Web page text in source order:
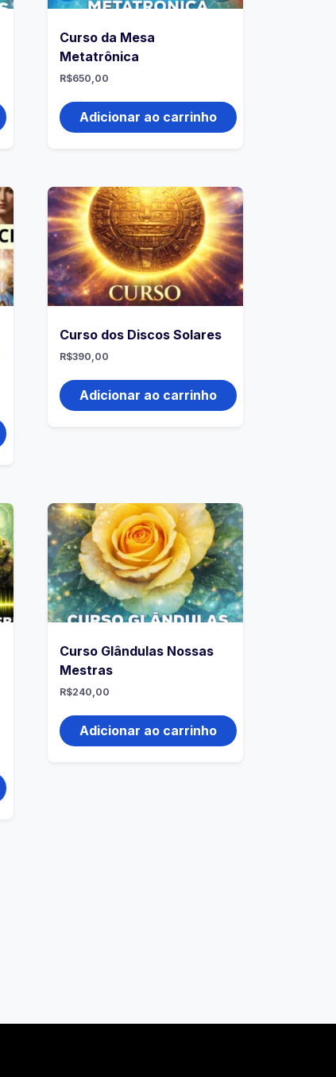
Curso da Mesa
Metatrônica
R$650,00
Adicionar ao carrinho
Curso dos Discos Solares
R$390,00
Adicionar ao carrinho
Curso Glândulas Nossas
Mestras
R$240,00
Adicionar ao carrinho